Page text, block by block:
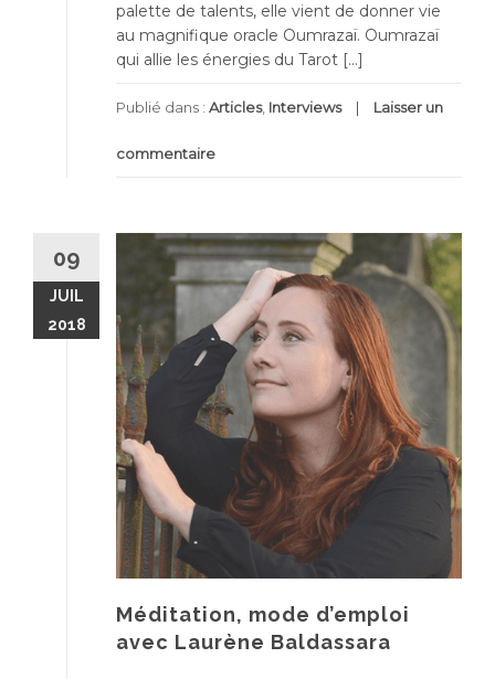
palette de talents, elle vient de donner vie
au magnifique oracle Oumrazaï. Oumrazaï
qui allie les énergies du Tarot […]
Publié dans : Articles, Interviews Laisser un
commentaire
09
JUIL
2018
Méditation, mode d’emploi
avec Laurène Baldassara